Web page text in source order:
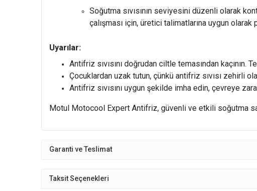
Soğutma sıvısının seviyesini düzenli olarak
çalışması için, üretici talimatlarına uygun
Uyarılar:
Antifriz sıvısını doğrudan ciltle temasından kaçının.
Çocuklardan uzak tutun, çünkü antifriz sıvısı zehirli
Antifriz sıvısını uygun şekilde imha edin, çevreye
Motul Motocool Expert Antifriz, güvenli ve etkili soğutma
Garanti ve Teslimat
Taksit Seçenekleri